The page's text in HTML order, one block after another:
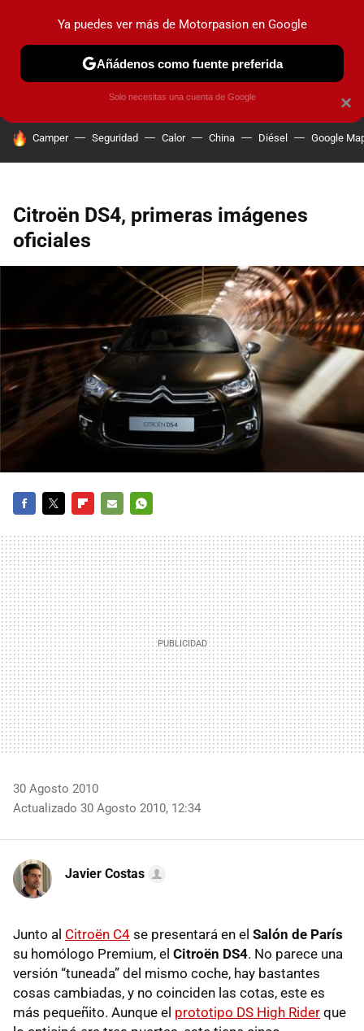
PRUEBAS COCHES ELÉCTRICOS OBSERVATORIO
HOY SE HABLA DE
Camper Seguridad Calor China Diésel Google
Citroën DS4, primeras imágenes
oficiales
MAIL
30 Agosto 2010
Actualizado 30 Agosto 2010, 12:34
Javier Costas
Junto al Citroën C4 se presentará en el Salón de París
su homólogo Premium, el Citroën DS4. No parece una
versión “tuneada” del mismo coche, hay bastantes
cosas cambiadas, y no coinciden las cotas, este es
más pequeñito. Aunque el prototipo DS High Rider que
×
Ya puedes ver más de Motorpasion en Google
Añádenos como fuente preferida
Solo necesitas una cuenta de Google